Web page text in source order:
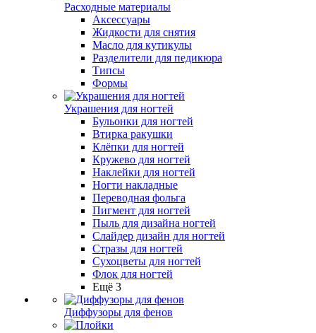
Расходные материалы
Аксессуары
Жидкости для снятия
Масло для кутикулы
Разделители для педикюра
Типсы
Формы
Украшения для ногтей
Бульонки для ногтей
Втирка ракушки
Клёпки для ногтей
Кружево для ногтей
Наклейки для ногтей
Ногти накладные
Переводная фольга
Пигмент для ногтей
Пыль для дизайна ногтей
Слайдер дизайн для ногтей
Стразы для ногтей
Сухоцветы для ногтей
Флок для ногтей
Ещё 3
Диффузоры для фенов